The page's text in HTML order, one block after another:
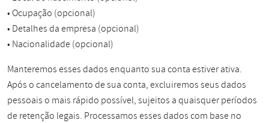
• Ocupação (opcional)
• Detalhes da empresa (opcional)
• Nacionalidade (opcional)
Manteremos esses dados enquanto sua conta estiver ativa.
Após o cancelamento de sua conta, excluiremos seus dados
pessoais o mais rápido possível, sujeitos a quaisquer períodos
de retenção legais. Processamos esses dados com base no